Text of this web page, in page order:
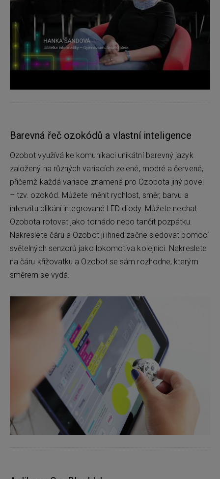
Barevná řeč ozokódů a vlastní inteligence
Ozobot využívá ke komunikaci unikátní barevný jazyk
založený na různých variacích zelené, modré a červené,
přičemž každá variace znamená pro Ozobota jiný povel
– tzv. ozokód. Můžete měnit rychlost, směr, barvu a
intenzitu blikání integrované LED diody. Můžete nechat
Ozobota rotovat jako tornádo nebo tančit pozpátku.
Nakreslete čáru a Ozobot ji ihned začne sledovat pomocí
světelných senzorů jako lokomotiva kolejnici. Nakreslete
na čáru křižovatku a Ozobot se sám rozhodne, kterým
směrem se vydá.